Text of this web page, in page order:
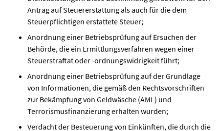
Antrag auf Steuererstattung als auch für die dem
Steuerpflichtigen erstattete Steuer;
Anordnung einer Betriebsprüfung auf Ersuchen der
Behörde, die ein Ermittlungsverfahren wegen einer
Steuerstraftat oder -ordnungswidrigkeit führt;
Anordnung einer Betriebsprüfung auf der Grundlage
von Informationen, die gemäß den Rechtsvorschriften
zur Bekämpfung von Geldwäsche (AML) und
Terrorismusfinanzierung erhalten wurden;
Verdacht der Besteuerung von Einkünften, die durch die